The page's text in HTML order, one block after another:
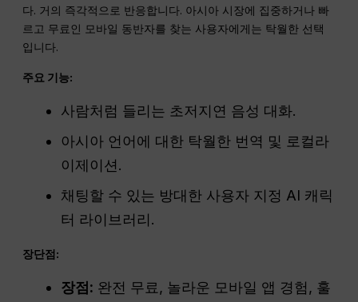
다. 거의 즉각적으로 반응합니다. 아시아 시장에 집중하거나 빠
르고 무료인 모바일 동반자를 찾는 사용자에게는 탁월한 선택
입니다.
주요 기능:
사람처럼 들리는 초저지연 음성 대화.
아시아 언어에 대한 탁월한 번역 및 로컬라
이제이션.
채팅할 수 있는 방대한 사용자 지정 AI 캐릭
터 라이브러리.
장단점:
장점: 완전 무료, 놀라운 모바일 앱 경험, 훌